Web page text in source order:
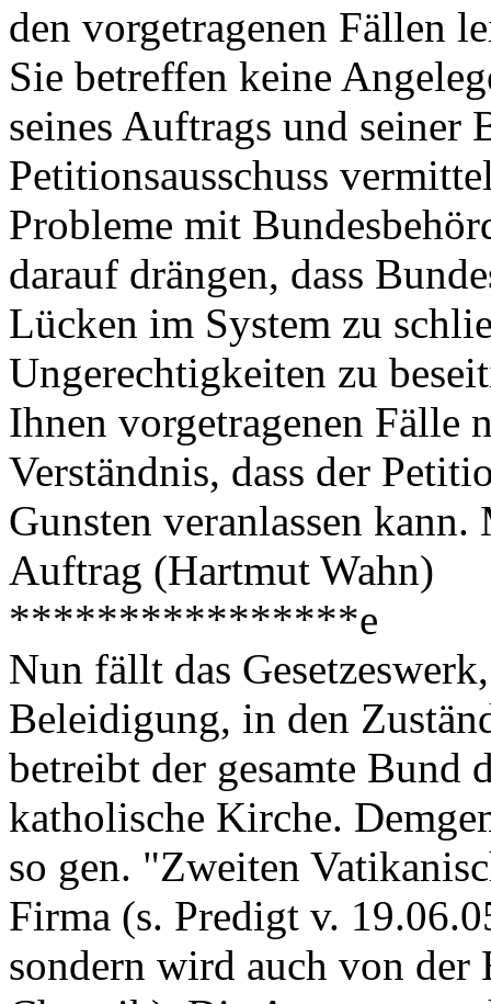
den vorgetragenen Fällen
Sie betreffen keine
seines Auftrags und seiner
Petitionsausschuss
Probleme mit
darauf drängen, dass
Lücken im System zu
Ungerechtigkeiten zu
Ihnen vorgetragenen Fälle
Verständnis, dass der
Gunsten veranlassen
Auftrag (Hartmut Wahn)
****************e
Nun fällt das
Beleidigung, in den
betreibt der gesamte Bund
katholische Kirche.
so gen. "Zweiten
Firma (s. Predigt v.
sondern wird auch von